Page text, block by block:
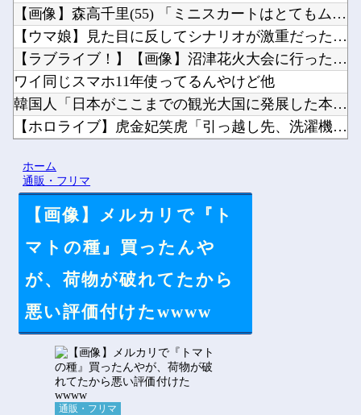
【画像】森高千里(55) 「ミニスカートはとてもムリよ若い子...
【ウマ娘】見た目に反してシナリオが激重だったウマ娘、貼る。他
【ラブライブ！】【画像】沼津花火大会に行った藤野こころさん【...
ワイ同じスマホ11年使ってるんやけど他
韓国人「日本がここまでの観光大国に発展した本当の理由がこちら...
【ホロライブ】虎金妃笑虎「引っ越し先、洗濯機置き場がない 今...
ホーム
通販・フリマ
【画像】メルカリで『ト
マトの種』買ったんや
が、荷物が破れてたから
悪い評価付けたwwww
通販・フリマ